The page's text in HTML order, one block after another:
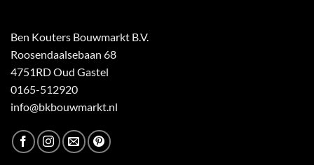
Ben Kouters Bouwmarkt B.V.
Roosendaalsebaan 68
4751RD Oud Gastel
0165-512920
info@bkbouwmarkt.nl